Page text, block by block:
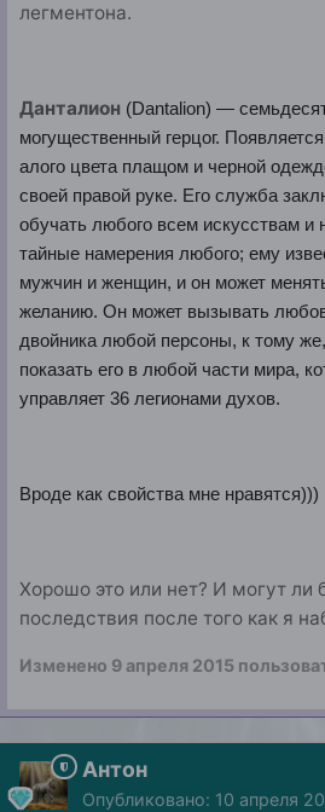
легментона.
Данталион (Dantalion) —
могущественный герцог.
алого цвета плащом и черной
своей правой руке. Его служба
обучать любого всем искусствам и
тайные намерения любого; ему
мужчин и женщин, и он может
желанию. Он может вызывать
двойника любой персоны, к тому
показать его в любой части мира,
управляет 36 легионами духов.
Вроде как свойства мне нравятся)))
Хорошо это или нет? И могут ли
последствия после того как я
Изменено 9 апреля 2015
Антон
Опубликовано: 10 апреля